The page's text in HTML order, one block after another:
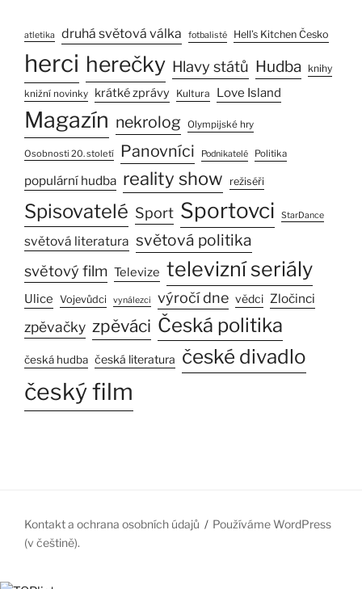
atletika druhá světová válka fotbalisté Hell’s Kitchen Česko
herci herečky Hlavy států Hudba knihy
knižní novinky krátké zprávy Kultura Love Island
Magazín nekrolog Olympijské hry
Osobnosti 20. století Panovníci Podnikatelé Politika
populární hudba reality show režiséři
Spisovatelé Sport Sportovci StarDance
světová literatura světová politika
světový film Televize televizní seriály
Ulice Vojevůdci vynálezci výročí dne vědci Zločinci
zpěvačky zpěváci Česká politika
česká hudba česká literatura české divadlo
český film
Kontakt a ochrana osobních údajů
Používáme WordPress
(v češtině).